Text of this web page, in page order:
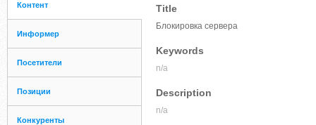
Контент
Информер
Посетители
Позиции
Конкуренты
Title
Блокировка сервера
Keywords
n/a
Description
n/a